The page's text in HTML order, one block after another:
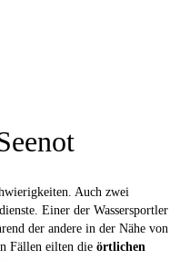
Auch zwei
Einer der Wassersportler
der andere in der Nähe von
Fällen eilten die örtlichen